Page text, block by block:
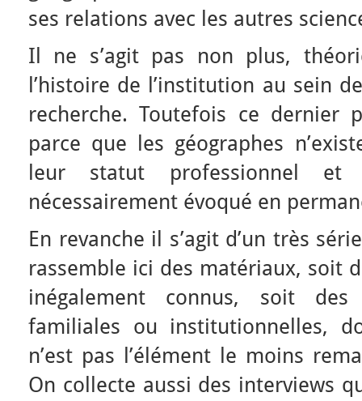
ses relations avec les autres
Il ne s’agit pas non plus,
l’histoire de l’institution au sein
recherche. Toutefois ce
parce que les géographes
leur statut professionnel
nécessairement évoqué en
En revanche il s’agit d’un très
rassemble ici des matériaux, soit
inégalement connus, soit des
familiales ou institutionnelles,
n’est pas l’élément le moins
On collecte aussi des interviews